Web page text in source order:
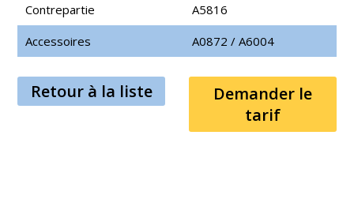
Contrepartie
A5816
Accessoires
A0872/A6004
Retour à la liste
Demander le
tarif